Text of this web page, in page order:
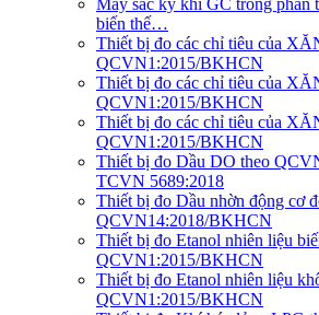
Máy sắc ký khí GC trong phân
biến thế…
Thiết bị đo các chỉ tiêu của
QCVN1:2015/BKHCN
Thiết bị đo các chỉ tiêu của
QCVN1:2015/BKHCN
Thiết bị đo các chỉ tiêu của
QCVN1:2015/BKHCN
Thiết bị đo Dầu DO theo
TCVN 5689:2018
Thiết bị đo Dầu nhờn động cơ
QCVN14:2018/BKHCN
Thiết bị đo Etanol nhiên liệu
QCVN1:2015/BKHCN
Thiết bị đo Etanol nhiên liệu
QCVN1:2015/BKHCN